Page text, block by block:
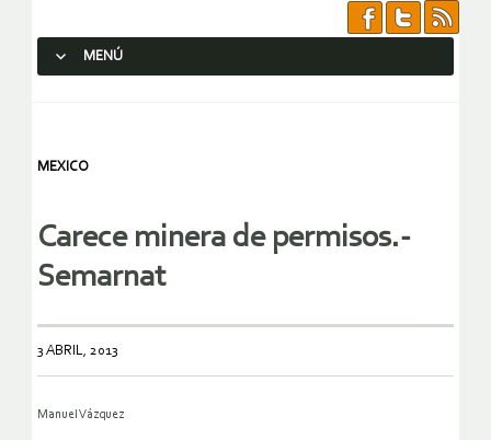
MENÚ
MEXICO
Carece minera de permisos.-
Semarnat
3 ABRIL, 2013
Manuel Vázquez